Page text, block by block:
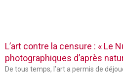
L’art contre la censure : « Le
photographiques d’après
De tous temps, l’art a permis de